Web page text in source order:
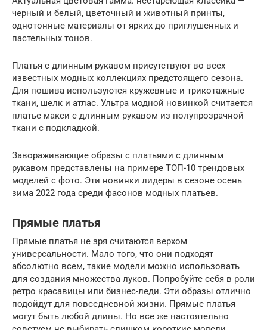
черный и белый, цветочный и животный принты,
однотонные материалы от ярких до приглушенных и
пастельных тонов.
Платья с длинным рукавом присутствуют во всех
известных модных коллекциях предстоящего сезона.
Для пошива используются кружевные и трикотажные
ткани, шелк и атлас. Ультра модной новинкой считается
платье макси с длинным рукавом из полупрозрачной
ткани с подкладкой.
Завораживающие образы с платьями с длинным
рукавом представлены на примере ТОП-10 трендовых
моделей с фото. Эти новинки лидеры в сезоне осень
зима 2022 года среди фасонов модных платьев.
Прямые платья
Прямые платья не зря считаются верхом
универсальности. Мало того, что они подходят
абсолютно всем, такие модели можно использовать
для создания множества луков. Попробуйте себя в роли
ретро красавицы или бизнес-леди. Эти образы отлично
подойдут для повседневной жизни. Прямые платья
могут быть любой длины. Но все же настоятельно